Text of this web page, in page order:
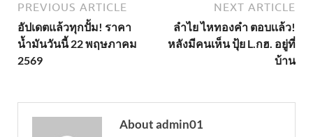
PREVIOUS ARTICLE
อัปเดตแล้วทุกปั้ม! ราคา
น้ำมันวันนี้ 22 พฤษภาคม
2569
NEXT ARTICLE
ลำไย ไหทองคำ ตอบเเล้ว!
หลังมีคนเห็น ปุ้ย L.กฮ. อยู่ที่
บ้าน
About admin01